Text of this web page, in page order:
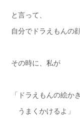
と言って、
自分でドラえもんの
その時に、私が
「ドラえもんの絵か
うまくかけるよ」